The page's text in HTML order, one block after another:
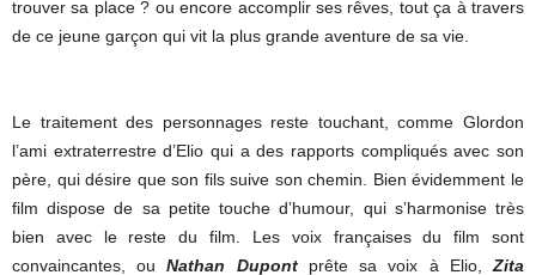
trouver sa place ? ou encore accomplir ses rêves, tout ça à travers
de ce jeune garçon qui vit la plus grande aventure de sa vie.
Le traitement des personnages reste touchant, comme Glordon
l’ami extraterrestre d’Elio qui a des rapports compliqués avec son
père, qui désire que son fils suive son chemin. Bien évidemment le
film dispose de sa petite touche d’humour, qui s’harmonise très
bien avec le reste du film. Les voix françaises du film sont
convaincantes, ou Nathan Dupontprête sa voix à Elio,Zita